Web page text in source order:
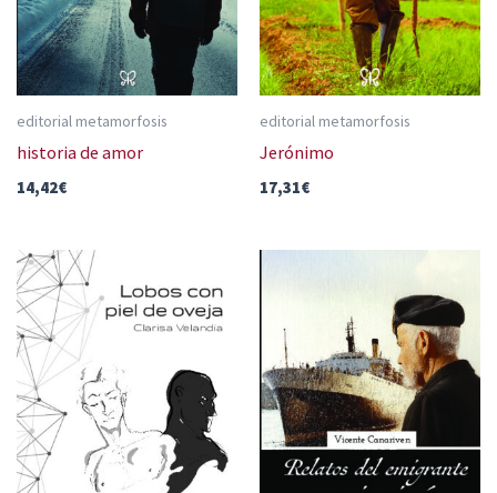
editorial metamorfosis
historia de amor
14,42€
editorial metamorfosis
Jerónimo
17,31€